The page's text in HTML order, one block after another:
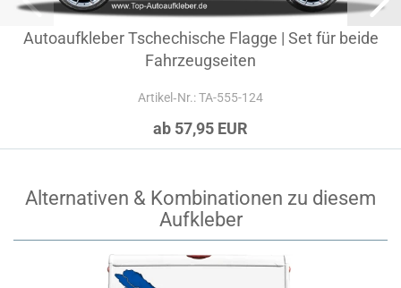
Autoaufkleber Tschechische Flagge | Set für beide
Fahrzeugseiten
Artikel‑Nr.: TA-555-124
ab 57,95 EUR
Alternativen & Kombinationen zu diesem
Aufkleber